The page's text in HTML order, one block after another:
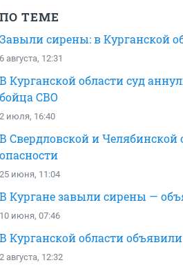
ПО ТЕМЕ
Завыли сирены: в Курганской
6 августа, 12:31
В Курганской области суд
бойца СВО
2 июля, 16:40
В Свердловской и
опасности
25 июня, 11:04
В Кургане завыли сирены —
10 июня, 07:46
В Курганской области
2 августа, 12:32